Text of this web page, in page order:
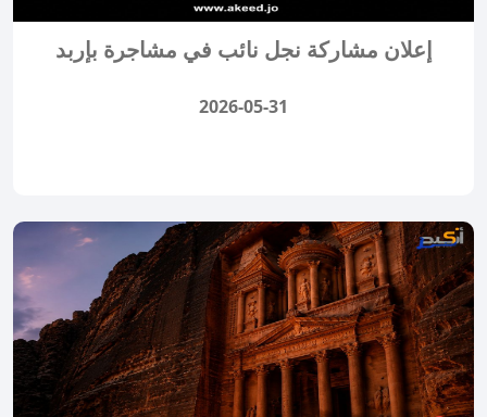
إعلان مشاركة نجل نائب في مشاجرة بإربد
2026-05-31